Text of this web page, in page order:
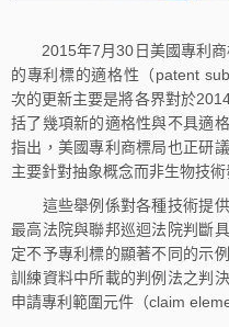
2015年7月30日美國專利商
的專利標的適格性（patent
次的更新主要是將各界對於
括了幾項新的適格性與不具適
指出，美國專利商標局也正研
主要針對抽象概念而非生物技術
這些舉例係對各種技術提供
最高法院與聯邦巡迴法院判斷
定不予專利標的顯著不同的示
訓練資料中所載的判例法之判
申請專利範圍元件（claim